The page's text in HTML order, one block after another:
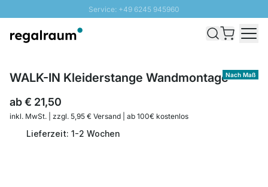
Service: +49 6245 945960
Schnelle Lieferung - Gratis Versand ab 100€
Nach Maß
WALK-IN Kleiderstange Wandmontage
ab€ 21,50
inkl. MwSt. | zzgl. 5,95 € Versand | ab 100€ kostenlos
Lieferzeit: 1-2 Wochen